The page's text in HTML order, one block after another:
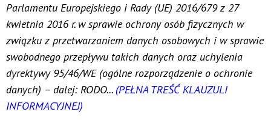
Parlamentu Europejskiego i Rady (UE) 2016/679 z 27
kwietnia 2016 r. w sprawie ochrony osób fizycznych w
związku z przetwarzaniem danych osobowych i w sprawie
swobodnego przepływu takich danych oraz uchylenia
dyrektywy 95/46/WE (ogólne rozporządzenie o ochronie
danych) – dalej: RODO... (PEŁNA TREŚĆ KLAUZULI
INFORMACYJNEJ)